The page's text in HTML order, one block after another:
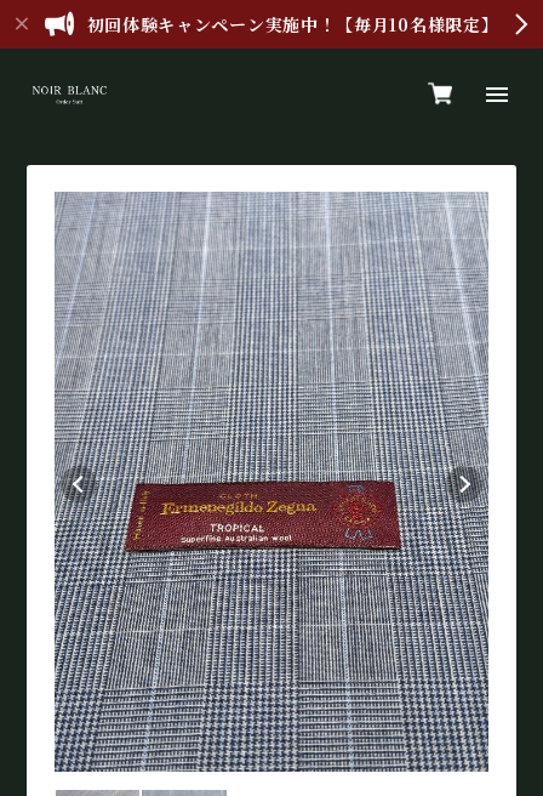
初回体験キャンペーン実施中！【毎月10名様限定】